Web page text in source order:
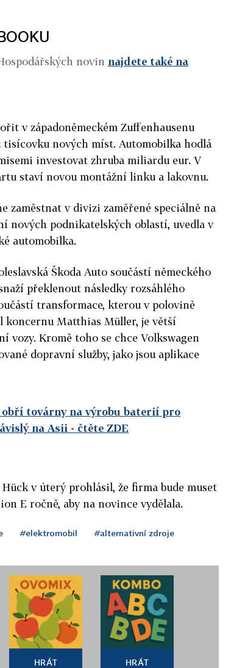
novin najdete také na
v západoněmeckém Zuffenhausenu
nových míst. Automobilka hodlá
investovat zhruba miliardu eur. V
staví novou montážní linku a lakovnu.
zaměstnat v divizi zaměřené speciálně na
nových podnikatelských oblastí, uvedla v
automobilka.
Škoda Auto součástí německého
překlenout následky rozsáhlého
transformace, kterou v polovině
Matthias Müller, je větší
vozy. Kromě toho se chce Volkswagen
dopravní služby, jako jsou aplikace
obří továrny na výrobu baterií pro
na Asii - čtěte ZDE
v úterý prohlásil, že firma bude muset
E ročně, aby na novince vydělala.
#elektromobil #alternativní zdroje
HRÁT HRÁT